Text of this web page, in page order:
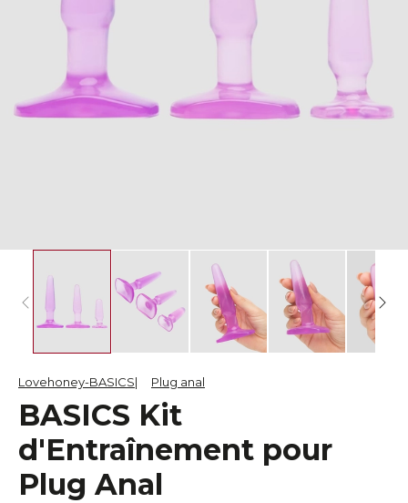
Lovehoney-BASICS Plug anal
BASICS Kit
d'Entraînement pour
Plug Anal